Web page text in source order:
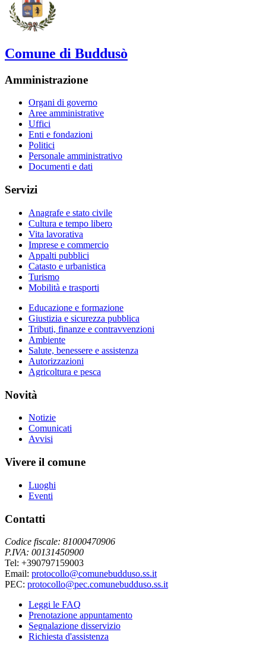
Comune di Buddusò
Amministrazione
Organi di governo
Aree amministrative
Uffici
Enti e fondazioni
Politici
Personale amministrativo
Documenti e dati
Servizi
Anagrafe e stato civile
Cultura e tempo libero
Vita lavorativa
Imprese e commercio
Appalti pubblici
Catasto e urbanistica
Turismo
Mobilità e trasporti
Educazione e formazione
Giustizia e sicurezza pubblica
Tributi, finanze e contravvenzioni
Ambiente
Salute, benessere e assistenza
Autorizzazioni
Agricoltura e pesca
Novità
Notizie
Comunicati
Avvisi
Vivere il comune
Luoghi
Eventi
Contatti
Codice fiscale: 81000470906
P.IVA: 00131450900
Tel: +390797159003
Email: protocollo@comunebudduso.ss.it
PEC: protocollo@pec.comunebudduso.ss.it
Leggi le FAQ
Prenotazione appuntamento
Segnalazione disservizio
Richiesta d'assistenza